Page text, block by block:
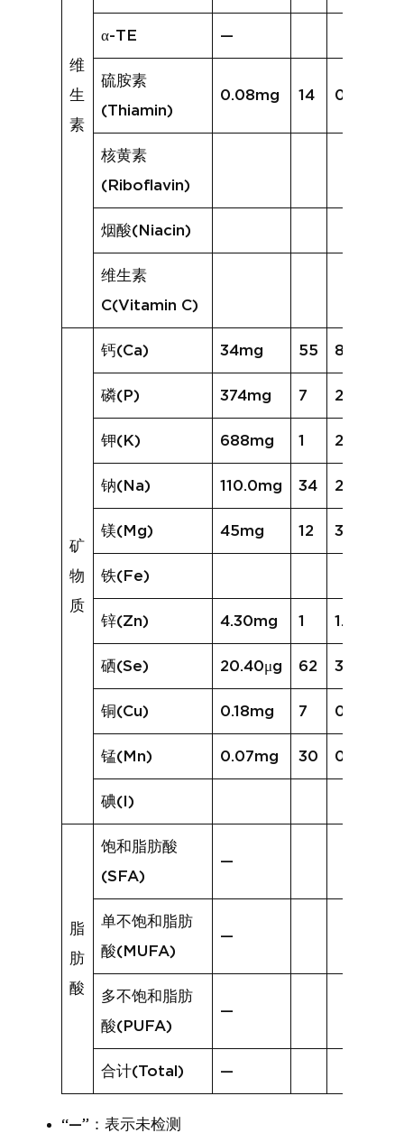
维
生
素
α-TE —
硫胺素
(Thiamin)
0.08mg 14 0.05mg
核黄素
(Riboflavin)
烟酸(Niacin)
维生素
C(Vitamin C)
矿
物
质
钙(Ca) 34mg 55 83mg
磷(P) 374mg 7 224mg
钾(K) 688mg 1 280mg
钠(Na) 110.0mg 34 236.7mg
镁(Mg) 45mg 12 30mg
铁(Fe)
锌(Zn) 4.30mg 1 1.20mg
硒(Se) 20.40μg 62 31.24μg
铜(Cu) 0.18mg 7 0.08mg
锰(Mn) 0.07mg 30 0.19mg
碘(I)
脂
肪
酸
饱和脂肪酸
(SFA)
—
单不饱和脂肪
酸(MUFA)
—
多不饱和脂肪
酸(PUFA)
—
合计(Total) —
“—”：表示未检测